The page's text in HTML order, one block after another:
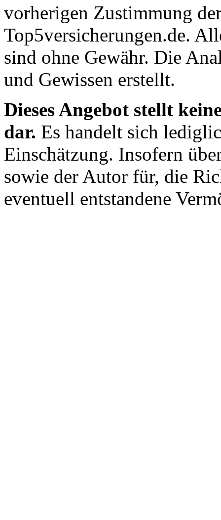
vorherigen Zustimmung
Top5versicherungen.de.
sind ohne Gewähr. Die
und Gewissen erstellt.
Dieses Angebot stellt
dar. Es handelt sich
Einschätzung. Insofern
sowie der Autor für, die
eventuell entstandene